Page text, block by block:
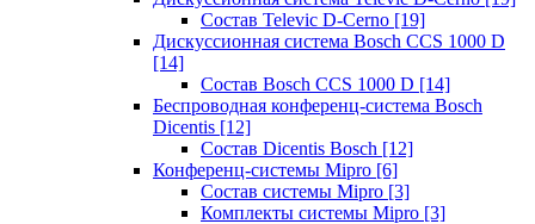
Состав Televic D-Cerno [19]
Дискуссионная система Bosch CCS 1000 D
[14]
Состав Bosch CCS 1000 D [14]
Беспроводная конференц-система Bosch
Dicentis [12]
Состав Dicentis Bosch [12]
Конференц-системы Mipro [6]
Состав системы Mipro [3]
Комплекты системы Mipro [3]